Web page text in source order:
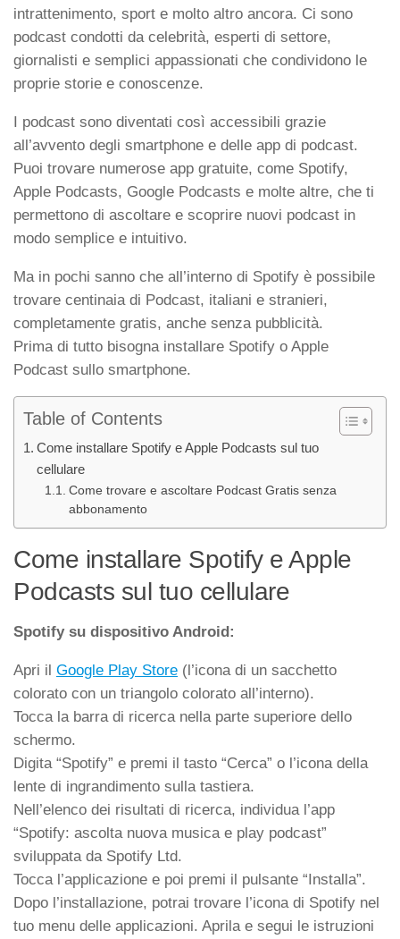
intrattenimento, sport e molto altro ancora. Ci sono
podcast condotti da celebrità, esperti di settore,
giornalisti e semplici appassionati che condividono le
proprie storie e conoscenze.
I podcast sono diventati così accessibili grazie
all’avvento degli smartphone e delle app di podcast.
Puoi trovare numerose app gratuite, come Spotify,
Apple Podcasts, Google Podcasts e molte altre, che ti
permettono di ascoltare e scoprire nuovi podcast in
modo semplice e intuitivo.
Ma in pochi sanno che all’interno di Spotify è possibile
trovare centinaia di Podcast, italiani e stranieri,
completamente gratis, anche senza pubblicità.
Prima di tutto bisogna installare Spotify o Apple
Podcast sullo smartphone.
Table of Contents
Come installare Spotify e Apple Podcasts sul tuo
cellulare
Come trovare e ascoltare Podcast Gratis senza
abbonamento
Come installare Spotify e Apple
Podcasts sul tuo cellulare
Spotify su dispositivo Android:
Apri il Google Play Store (l’icona di un sacchetto
colorato con un triangolo colorato all’interno).
Tocca la barra di ricerca nella parte superiore dello
schermo.
Digita “Spotify” e premi il tasto “Cerca” o l’icona della
lente di ingrandimento sulla tastiera.
Nell’elenco dei risultati di ricerca, individua l’app
“Spotify: ascolta nuova musica e play podcast”
sviluppata da Spotify Ltd.
Tocca l’applicazione e poi premi il pulsante “Installa”.
Dopo l’installazione, potrai trovare l’icona di Spotify nel
tuo menu delle applicazioni. Aprila e segui le istruzioni